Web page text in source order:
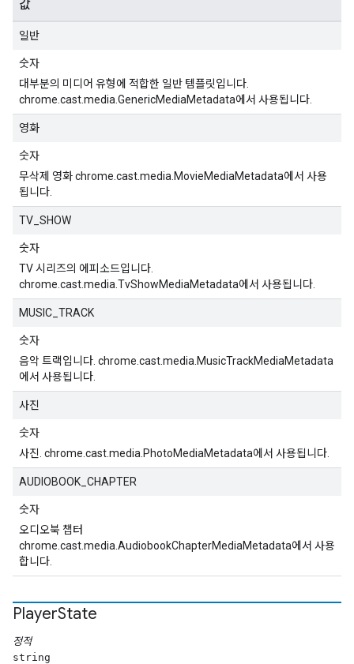
값
일반
숫자
대부분의 미디어 유형에 적합한 일반 템플릿입니다.
chrome.cast.media.GenericMediaMetadata에서 사용됩니다.
영화
숫자
무삭제 영화 chrome.cast.media.MovieMediaMetadata에서 사용
됩니다.
TV_SHOW
숫자
TV 시리즈의 에피소드입니다.
chrome.cast.media.TvShowMediaMetadata에서 사용됩니다.
MUSIC_TRACK
숫자
음악 트랙입니다. chrome.cast.media.MusicTrackMediaMetadata
에서 사용됩니다.
사진
숫자
사진. chrome.cast.media.PhotoMediaMetadata에서 사용됩니다.
AUDIOBOOK_CHAPTER
숫자
오디오북 챕터
chrome.cast.media.AudiobookChapterMediaMetadata에서 사용
합니다.
PlayerState
정적
string